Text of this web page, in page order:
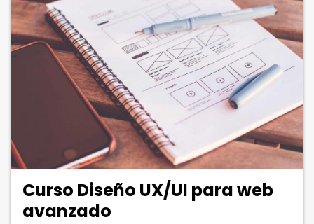
Curso Diseño UX/UI para web
avanzado